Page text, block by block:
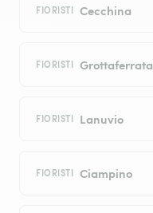
FIORISTI Cecchina
FIORISTI Grottaferrata
FIORISTI Lanuvio
FIORISTI Ciampino